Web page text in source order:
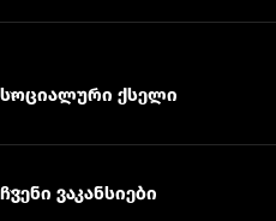
სოციალური ქსელი
ჩვენი ვაკანსიები